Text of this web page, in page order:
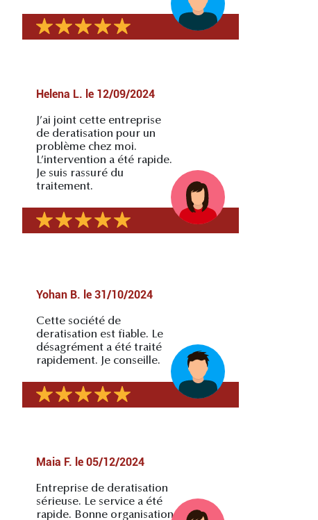
Helena L. le 12/09/2024
J’ai joint cette entreprise
de deratisation pour un
problème chez moi.
L’intervention a été rapide.
Je suis rassuré du
traitement.
Yohan B. le 31/10/2024
Cette société de
deratisation est fiable. Le
désagrément a été traité
rapidement. Je conseille.
Maia F. le 05/12/2024
Entreprise de deratisation
sérieuse. Le service a été
rapide. Bonne organisation.